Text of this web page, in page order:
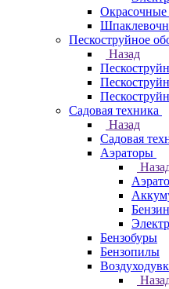
Окрасочные
Пескоструйное
Назад
Садовая техника
Назад
Садовая
Аэраторы
Бензобуры
Бензопилы